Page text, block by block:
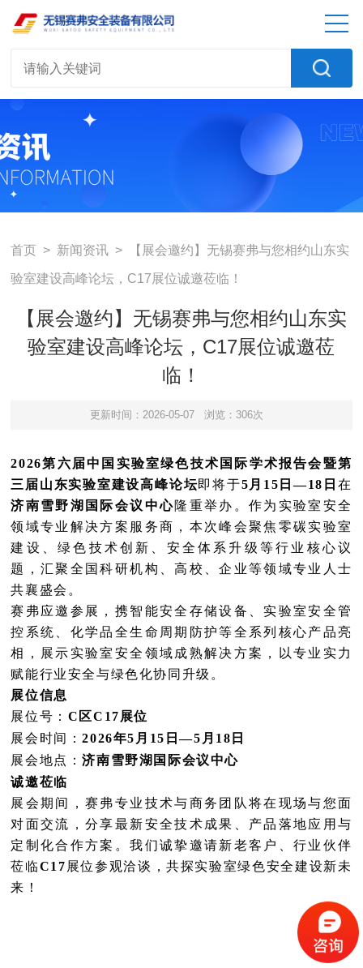
首页 > 新闻资讯 > 【展会邀约】无锡赛弗与您相约山东实
验室建设高峰论坛，C17展位诚邀莅临！
【展会邀约】无锡赛弗与您相约山东实
验室建设高峰论坛，C17展位诚邀莅
临！
更新时间：2026-05-07 浏览：306次
2026第六届中国实验室绿色技术国际学术报告会暨第
三届山东实验室建设高峰论坛即将于5月15日—18日 在
济南雪野湖国际会议中心隆重举办。作为实验室安全
领域专业解决方案服务商，本次峰会聚焦零碳实验室
建设、绿色技术创新、安全体系升级等行业核心议
题，汇聚全国科研机构、高校、企业等领域专业人士
共襄盛会。
赛弗应邀参展，携智能安全存储设备、实验室安全管
控系统、化学品全生命周期防护等全系列核心产品亮
相，展示实验室安全领域成熟解决方案，以专业实力
赋能行业安全与绿色化协同升级。
展位信息
展位号： C区C17展位
展会时间：2026年5月15日—5月18日
展会地点：济南雪野湖国际会议中心
诚邀莅临
展会期间，赛弗专业技术与商务团队将在现场与您面
对面交流，分享最新安全技术成果、产品落地应用与
定制化合作方案。我们诚挚邀请新老客户、行业伙伴
莅临C17 展位参观洽谈，共探实验室绿色安全建设新未
来！